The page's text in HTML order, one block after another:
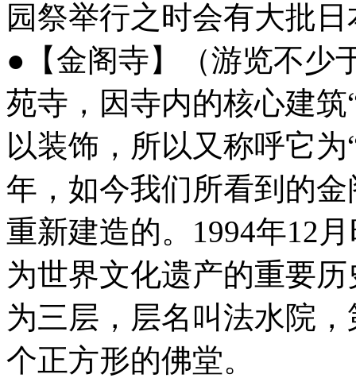
园祭举行之时会有大批
●【金阁寺】（游览不少
苑寺，因寺内的核心建
以装饰，所以又称呼它
年，如今我们所看到的
重新建造的。1994年12
为世界文化遗产的重要
为三层，层名叫法水院
个正方形的佛堂。